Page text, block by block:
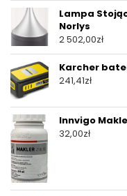
Lampa
Norlys
2 502,00zł
Karcher
241,41zł
Innvigo
32,00zł